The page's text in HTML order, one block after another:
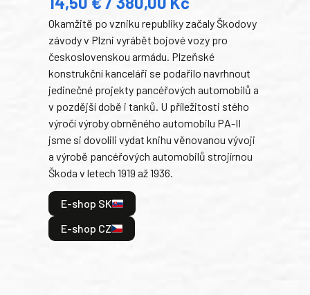
Okamžitě po vzniku republiky začaly Škodovy
závody v Plzni vyrábět bojové vozy pro
československou armádu. Plzeňské
konstrukční kanceláři se podařilo navrhnout
jedinečné projekty pancéřových automobilů a
v pozdější době i tanků. U příležitosti stého
výročí výroby obrněného automobilu PA-II
jsme si dovolili vydat knihu věnovanou vývoji
a výrobě pancéřových automobilů strojírnou
Škoda v letech 1919 až 1936.
E-shop SK
E-shop CZ